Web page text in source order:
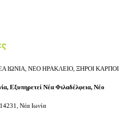
ΙΩΝΙΑ, ΝΕΟ ΗΡΑΚΛΕΙΟ, ΞΗΡΟΙ ΚΑΡΠΟΙ
Εξυπηρετεί Νέα Φιλαδέλφεια, Νέο
Νέα Ιωνία